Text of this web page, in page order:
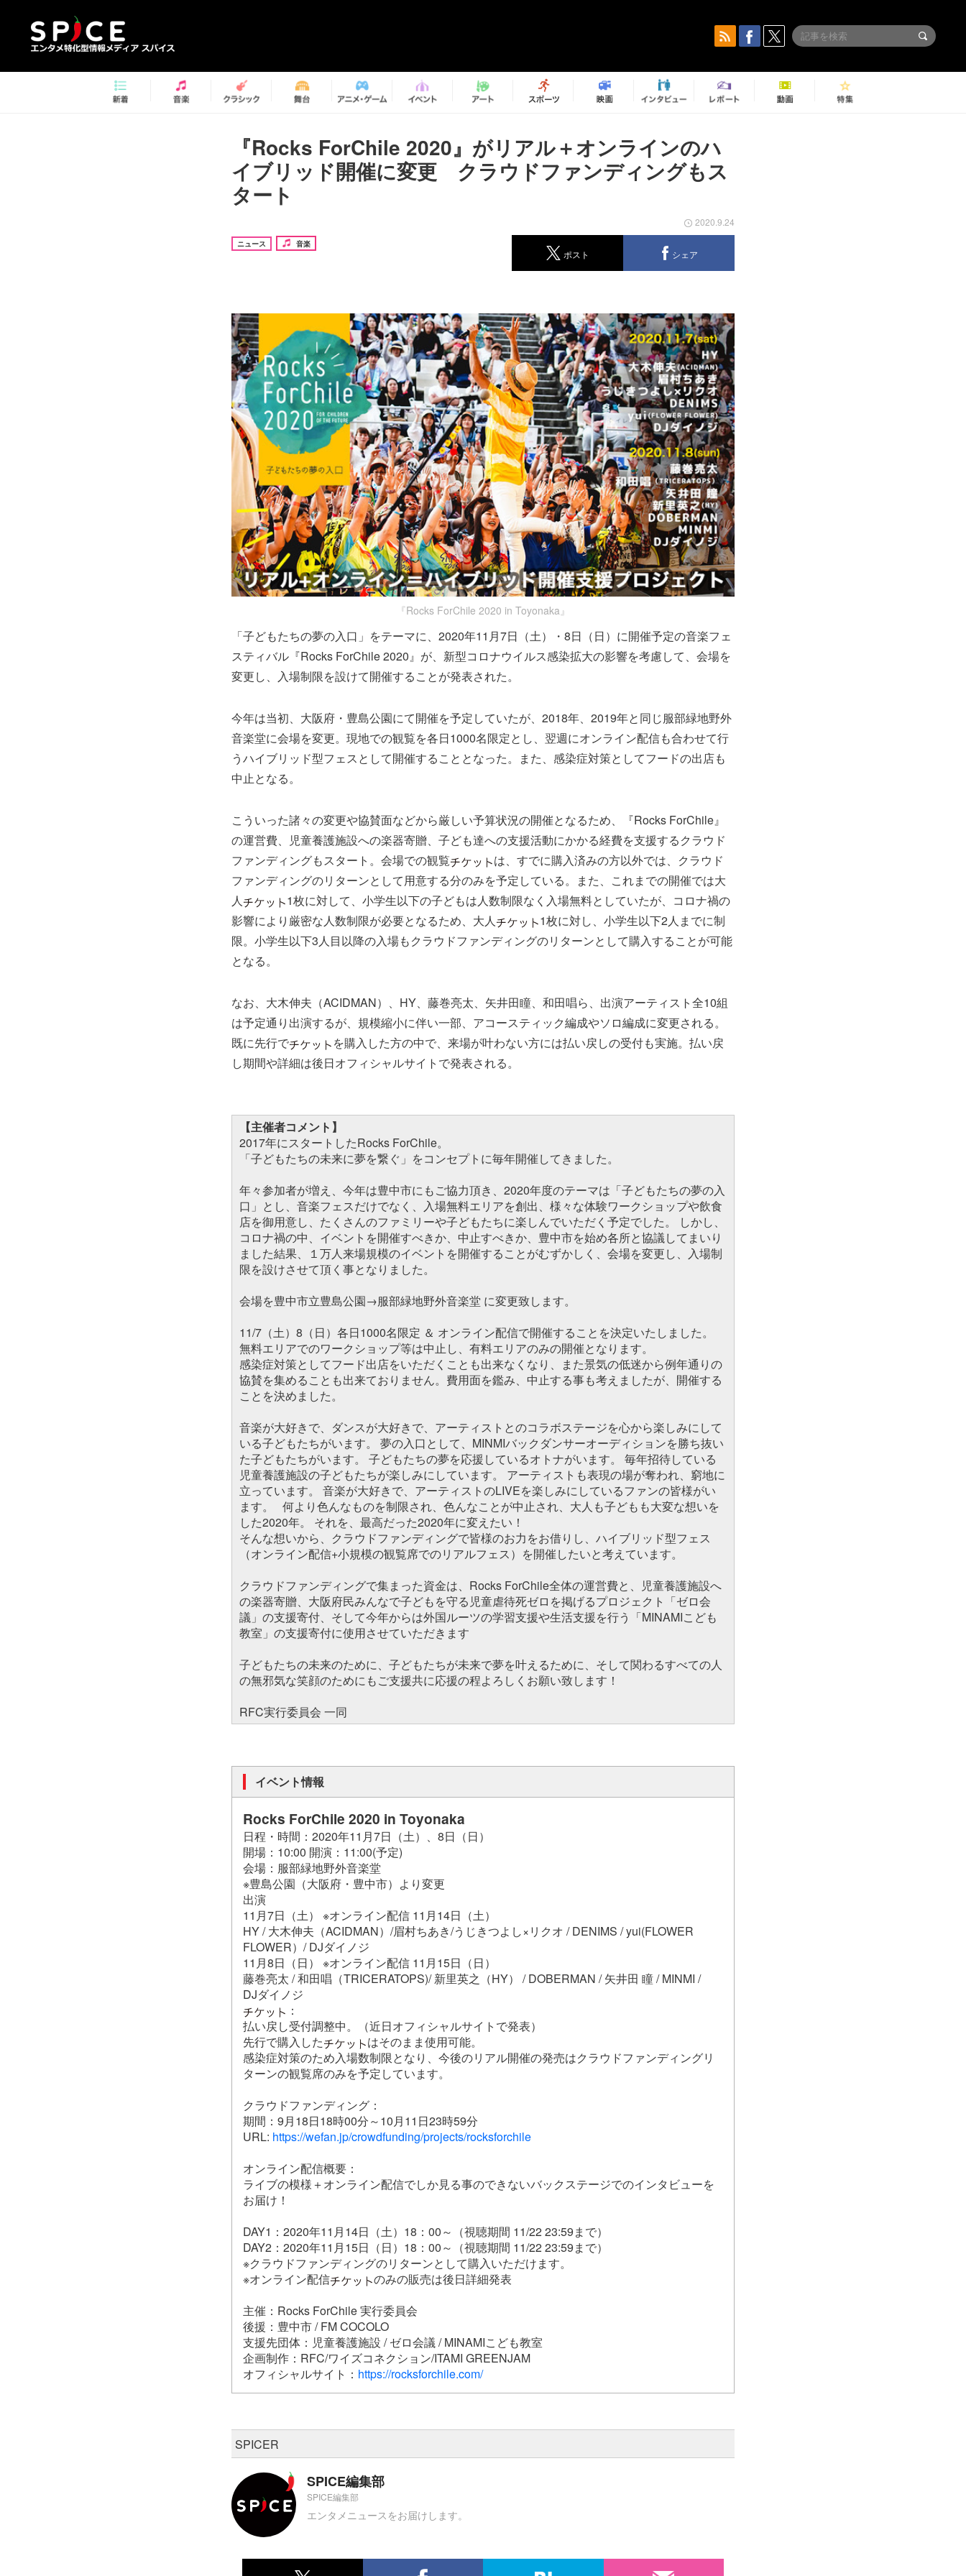
『Rocks ForChile 2020』がリアル＋オンラインのハ
イブリッド開催に変更 クラウドファンディングもス
タート
ニュース 音楽
2020.9.24
ポスト シェア
『Rocks ForChile 2020 in Toyonaka』
「子どもたちの夢の入口」をテーマに、2020年11月7日（土）・8日（日）に開催予定の音楽フェ
スティバル『Rocks ForChile 2020』が、新型コロナウイルス感染拡大の影響を考慮して、会場を
変更し、入場制限を設けて開催することが発表された。
今年は当初、大阪府・豊島公園にて開催を予定していたが、2018年、2019年と同じ服部緑地野外
音楽堂に会場を変更。現地での観覧を各日1000名限定とし、翌週にオンライン配信も合わせて行
うハイブリッド型フェスとして開催することとなった。また、感染症対策としてフードの出店も
中止となる。
こういった諸々の変更や協賛面などから厳しい予算状況の開催となるため、『Rocks ForChile』
の運営費、児童養護施設への楽器寄贈、子ども達への支援活動にかかる経費を支援するクラウド
ファンディングもスタート。会場での観覧
は、すでに購入済みの方以外では、クラウド
ファンディングのリターンとして用意する分のみを予定している。また、これまでの開催では大
人
1枚に対して、小学生以下の子どもは人数制限なく入場無料としていたが、コロナ禍の
影響により厳密な人数制限が必要となるため、大人
1枚に対し、小学生以下2人までに制
限。小学生以下3人目以降の入場もクラウドファンディングのリターンとして購入することが可能
となる。
なお、大木伸夫（ACIDMAN）、HY、藤巻亮太、矢井田瞳、和田唱ら、出演アーティスト全10組
は予定通り出演するが、規模縮小に伴い一部、アコースティック編成やソロ編成に変更される。
既に先行で
を購入した方の中で、来場が叶わない方には払い戻しの受付も実施。払い戻
し期間や詳細は後日オフィシャルサイトで発表される。
【主催者コメント】
2017年にスタートしたRocks ForChile。
「子どもたちの未来に夢を繋ぐ」をコンセプトに毎年開催してきました。
年々参加者が増え、今年は豊中市にもご協力頂き、2020年度のテーマは「子どもたちの夢の入
口」とし、音楽フェスだけでなく、入場無料エリアを創出、様々な体験ワークショップや飲食
店を御用意し、たくさんのファミリーや子どもたちに楽しんでいただく予定でした。 しかし、
コロナ禍の中、イベントを開催すべきか、中止すべきか、豊中市を始め各所と協議してまいり
ました結果、１万人来場規模のイベントを開催することがむずかしく、会場を変更し、入場制
限を設けさせて頂く事となりました。
会場を豊中市立豊島公園→服部緑地野外音楽堂 に変更致します。
11/7（土）8（日）各日1000名限定 ＆ オンライン配信で開催することを決定いたしました。
無料エリアでのワークショップ等は中止し、有料エリアのみの開催となります。
感染症対策としてフード出店をいただくことも出来なくなり、また景気の低迷から例年通りの
協賛を集めることも出来ておりません。費用面を鑑み、中止する事も考えましたが、開催する
ことを決めました。
音楽が大好きで、ダンスが大好きで、アーティストとのコラボステージを心から楽しみにして
いる子どもたちがいます。 夢の入口として、MINMIバックダンサーオーディションを勝ち抜い
た子どもたちがいます。 子どもたちの夢を応援しているオトナがいます。 毎年招待している
児童養護施設の子どもたちが楽しみにしています。 アーティストも表現の場が奪われ、窮地に
立っています。 音楽が大好きで、アーティストのLIVEを楽しみにしているファンの皆様がい
ます。 何より色んなものを制限され、色んなことが中止され、大人も子どもも大変な想いを
した2020年。 それを、最高だった2020年に変えたい！
そんな想いから、クラウドファンディングで皆様のお力をお借りし、ハイブリッド型フェス
（オンライン配信+小規模の観覧席でのリアルフェス）を開催したいと考えています。
クラウドファンディングで集まった資金は、Rocks ForChile全体の運営費と、児童養護施設へ
の楽器寄贈、大阪府民みんなで子どもを守る児童虐待死ゼロを掲げるプロジェクト「ゼロ会
議」の支援寄付、そして今年からは外国ルーツの学習支援や生活支援を行う「MINAMIこども
教室」の支援寄付に使用させていただきます
子どもたちの未来のために、子どもたちが未来で夢を叶えるために、そして関わるすべての人
の無邪気な笑顔のためにもご支援共に応援の程よろしくお願い致します！
RFC実行委員会 一同
イベント情報
Rocks ForChile 2020 in Toyonaka
日程・時間：2020年11月7日（土）、8日（日）
開場：10:00 開演：11:00(予定)
会場：服部緑地野外音楽堂
※豊島公園（大阪府・豊中市）より変更
出演
11月7日（土） ※オンライン配信 11月14日（土）
HY / 大木伸夫（ACIDMAN）/眉村ちあき/うじきつよし×リクオ / DENIMS / yui(FLOWER
FLOWER）/ DJダイノジ
11月8日（日） ※オンライン配信 11月15日（日）
藤巻亮太 / 和田唱（TRICERATOPS)/ 新里英之（HY） / DOBERMAN / 矢井田 瞳 / MINMI /
DJダイノジ
：
払い戻し受付調整中。（近日オフィシャルサイトで発表）
先行で購入した
はそのまま使用可能。
感染症対策のため入場数制限となり、今後のリアル開催の発売はクラウドファンディングリ
ターンの観覧席のみを予定しています。
クラウドファンディング：
期間：9月18日18時00分～10月11日23時59分
URL: https://wefan.jp/crowdfunding/projects/rocksforchile
オンライン配信概要：
ライブの模様＋オンライン配信でしか見る事のできないバックステージでのインタビューを
お届け！
DAY1：2020年11月14日（土）18：00～（視聴期間 11/22 23:59まで）
DAY2：2020年11月15日（日）18：00～（視聴期間 11/22 23:59まで）
※クラウドファンディングのリターンとして購入いただけます。
※オンライン配信
のみの販売は後日詳細発表
主催：Rocks ForChile 実行委員会
後援：豊中市 / FM COCOLO
支援先団体：児童養護施設 / ゼロ会議 / MINAMIこども教室
企画制作：RFC/ワイズコネクション/ITAMI GREENJAM
オフィシャルサイト： https://rocksforchile.com/
SPICER
SPICE編集部
SPICE編集部
エンタメニュースをお届けします。